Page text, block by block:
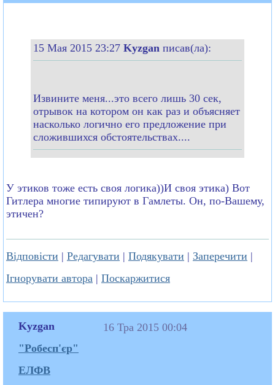
15 Мая 2015 23:27 Kyzgan писав(ла):
Извините меня...это всего лишь 30 сек,
отрывок на котором он как раз и объясняет
насколько логично его предложение при
сложившихся обстоятельствах....
У этиков тоже есть своя логика))И своя этика) Вот
Гитлера многие типируют в Гамлеты. Он, по-Вашему,
этичен?
Відповісти | Редагувати | Подякувати | Заперечити |
Ігнорувати автора | Поскаржитися
Kyzgan
"Робесп'єр"
ЕЛФВ
16 Тра 2015 00:04